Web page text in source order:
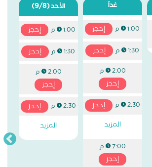
غداً
1:00 م إحجز
1:30 م إحجز
2:00 م
إحجز
2:30 م
إحجز
المزيد
7:00 م
إحجز
الأحد(9/8)
1:00 م إحجز
1:30 م إحجز
2:00 م
إحجز
2:30 م
إحجز
المزيد